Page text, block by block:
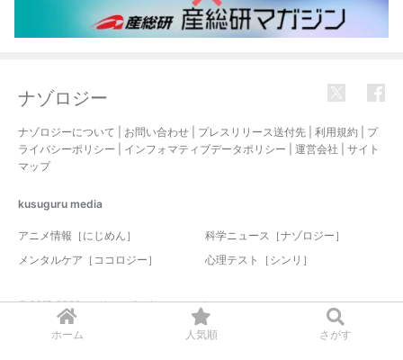
ホーム 人気順 さがす
ナゾロジー
ナゾロジーについて お問い合わせ プレスリリース送付先 利用規約
プ
ライバシーポリシー
インフォマティブデータポリシー 運営会社
サイト
マップ
kusuguru media
アニメ情報［にじめん］
科学ニュース［ナゾロジー］
メンタルケア［ココロジー］
心理テスト［シンリ］
© 2017-2026 nazology. all rights reserved.